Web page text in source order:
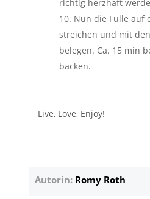
richtig herzhaft
Nun die Fülle auf
streichen und mit
belegen. Ca. 15 min
backen.
Live, Love, Enjoy!
Autorin: Romy Roth